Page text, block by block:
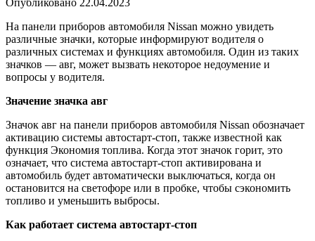
На панели приборов автомобиля Nissan можно увидеть
различные значки, которые информируют водителя о
различных системах и функциях автомобиля. Один из таких
значков — авг, может вызвать некоторое недоумение и
вопросы у водителя.
Значение значка авг
Значок авг на панели приборов автомобиля Nissan обозначает
активацию системы автостарт-стоп, также известной как
функция Экономия топлива. Когда этот значок горит, это
означает, что система автостарт-стоп активирована и
автомобиль будет автоматически выключаться, когда он
остановится на светофоре или в пробке, чтобы сэкономить
топливо и уменьшить выбросы.
Как работает система автостарт-стоп